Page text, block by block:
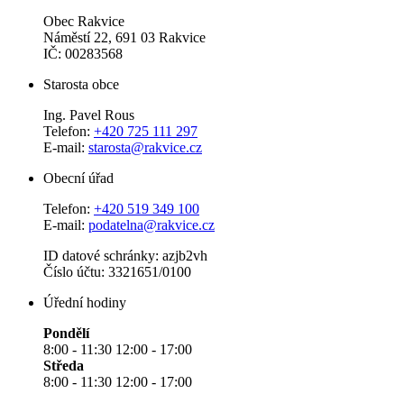
Obec Rakvice
Náměstí 22, 691 03 Rakvice
IČ: 00283568
Starosta obce
Ing. Pavel Rous
Telefon: +420 725 111 297
E-mail: starosta@rakvice.cz
Obecní úřad
Telefon: +420 519 349 100
E-mail: podatelna@rakvice.cz
ID datové schránky: azjb2vh
Číslo účtu: 3321651/0100
Úřední hodiny
Pondělí
8:00 - 11:30 12:00 - 17:00
Středa
8:00 - 11:30 12:00 - 17:00